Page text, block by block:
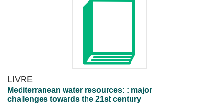
LIVRE
Mediterranean water resources: : major
challenges towards the 21st century